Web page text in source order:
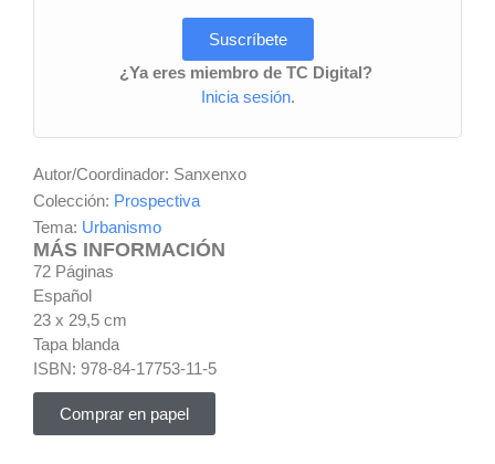
Suscríbete
¿Ya eres miembro de TC Digital?
Inicia sesión.
Autor/Coordinador: Sanxenxo
Colección: Prospectiva
Tema: Urbanismo
MÁS INFORMACIÓN
72 Páginas
Español
23 x 29,5 cm
Tapa blanda
ISBN: 978-84-17753-11-5
Comprar en papel